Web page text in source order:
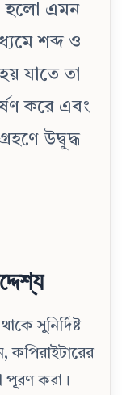
হলো এমন
শব্দ ও
যাতে তা
করে এবং
উদ্বুদ্ধ
সুনির্দিষ্ট
কপিরাইটারের
করা।